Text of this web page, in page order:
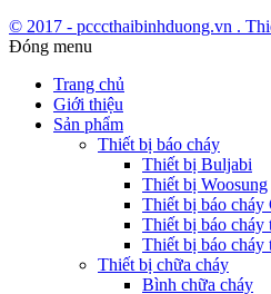
© 2017 - pcccthaibinhduong.vn .
Đóng menu
Trang chủ
Giới thiệu
Sản phẩm
Thiết bị báo cháy
Thiết bị Buljabi
Thiết bị Woosung
Thiết bị báo
Thiết bị báo cháy
Thiết bị báo
Thiết bị chữa cháy
Bình chữa cháy